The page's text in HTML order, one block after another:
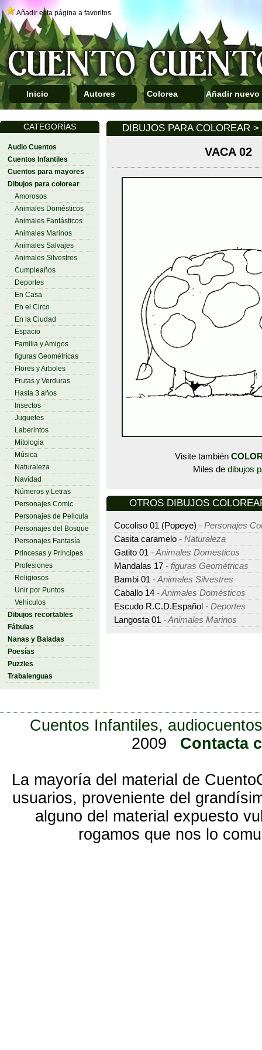
Añadir esta página a favoritos
Inicio Autores Colorea Añadir nuevo
CATEGORÍAS
Audio Cuentos
Cuentos Infantiles
Cuentos para mayores
Dibujos para colorear
Amorosos
Animales Domésticos
Animales Fantásticos
Animales Marinos
Animales Salvajes
Animales Silvestres
Cumpleaños
Deportes
En Casa
En el Circo
En la Ciudad
Espacio
Familia y Amigos
figuras Geométricas
Flores y Arboles
Frutas y Verduras
Hasta 3 años
Insectos
Juguetes
Laberintos
Mitologia
Música
Naturaleza
Navidad
Números y Letras
Personajes Comic
Personajes de Pelicula
Personajes del Bosque
Personajes Fantasía
Princesas y Principes
Profesiones
Religiosos
Unir por Puntos
Vehiculos
Dibujos recortables
Fábulas
Nanas y Baladas
Poesías
Puzzles
Trabalenguas
DIBUJOS PARA COLOREAR
VACA 02
Visite también
Miles de dibujos
OTROS DIBUJOS
Cocoliso 01 (Popeye) - Personajes
Casita caramelo - Naturaleza
Gatito 01 - Animales Domesticos
Mandalas 17 - figuras Geométricas
Bambi 01 - Animales Silvestres
Caballo 14 - Animales Domésticos
Escudo R.C.D.Español - Deportes
Langosta 01 - Animales Marinos
Cuentos Infantiles,
2009
Contacta
La mayoría del material de
usuarios, proveniente del
alguno del material expuesto
rogamos que nos lo